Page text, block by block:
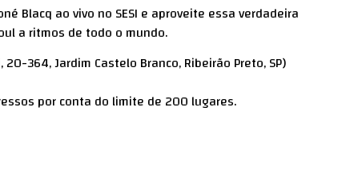
Blacq ao vivo no SESI e aproveite essa verdadeira
a ritmos de todo o mundo.
364, Jardim Castelo Branco, Ribeirão Preto, SP)
por conta do limite de 200 lugares.